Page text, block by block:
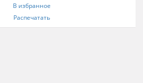
В избранное
Распечатать